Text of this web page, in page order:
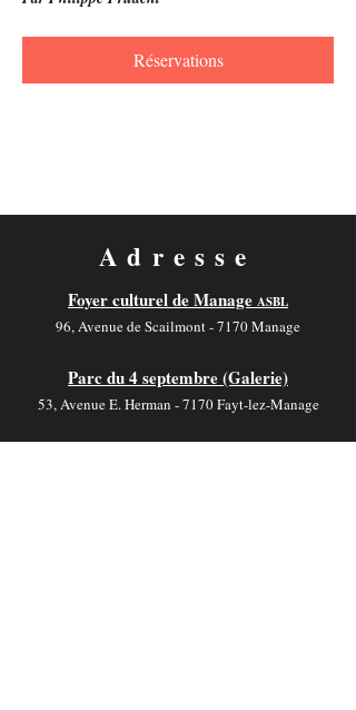
Réservations
Adresse
Foyer culturel de Manage ASBL
96, Avenue de Scailmont - 7170 Manage
Parc du 4 septembre (Galerie)
53, Avenue E. Herman - 7170 Fayt-lez-Manage